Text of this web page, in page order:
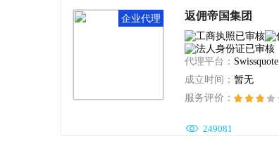
INFINOX英诺
igold领峰贵金属 BP PRIME
RoboForex
企业代理 返佣帝国集团
代理平台：
成立时间： 暂无
服务评价：
 249081